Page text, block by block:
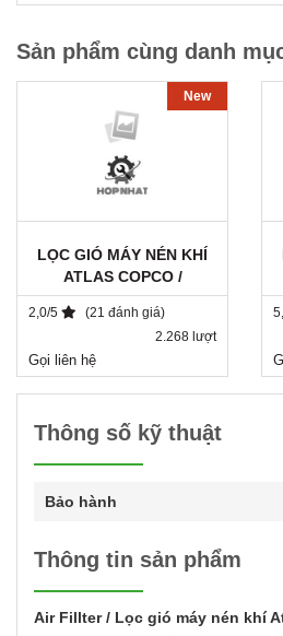
Sản phẩm cùng danh
New
LỌC GIÓ MÁY NÉN KHÍ
ATLAS COPCO /
1503018800 / SA 7236
2,0/5
(21 đánh giá)
2.268 lượt
Gọi liên hệ
Thông số kỹ thuật
Bảo hành
Thông tin sản phẩm
Air Fillter / Lọc gió máy nén khí